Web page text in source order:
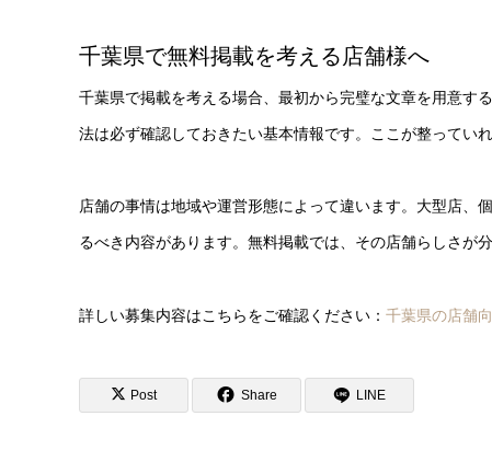
千葉県で無料掲載を考える店舗様へ
千葉県で掲載を考える場合、最初から完璧な文章を用意す
法は必ず確認しておきたい基本情報です。ここが整ってい
店舗の事情は地域や運営形態によって違います。大型店、
るべき内容があります。無料掲載では、その店舗らしさが
詳しい募集内容はこちらをご確認ください： 千葉県の店舗
Post Share LINE